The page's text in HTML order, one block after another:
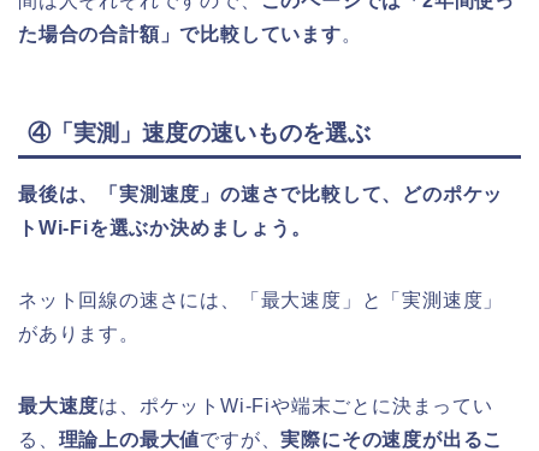
た場合の合計額」で比較しています。
④「実測」速度の速いものを選ぶ
最後は、「実測速度」の速さで比較して、どのポケッ
トWi-Fiを選ぶか決めましょう。
ネット回線の速さには、「最大速度」と「実測速度」
があります。
最大速度は、ポケットWi-Fiや端末ごとに決まってい
る、 理論上の最大値ですが、実際にその速度が出るこ